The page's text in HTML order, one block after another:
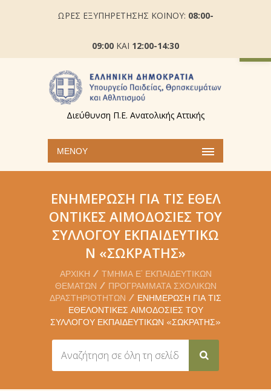
ΩΡΕΣ ΕΞΥΠΗΡΕΤΗΣΗΣ ΚΟΙΝΟΥ: 08:00-
09:00 ΚΑΙ 12:00-14:30
Διεύθυνση Π.Ε. Ανατολικής Αττικής
ΜΕΝΟΎ
ΕΝΗΜΈΡΩΣΗ ΓΙΑ ΤΙΣ ΕΘΕΛ
ΟΝΤΙΚΈΣ ΑΙΜΟΔΟΣΊΕΣ ΤΟΥ
ΣΥΛΛΌΓΟΥ ΕΚΠΑΙΔΕΥΤΙΚΏ
Ν «ΣΩΚΡΆΤΗΣ»
ΑΡΧΙΚΉ
ΤΜΉΜΑ Ε’ ΕΚΠΑΙΔΕΥΤΙΚΏΝ
ΘΕΜΆΤΩΝ
ΠΡΟΓΡΆΜΜΑΤΑ ΣΧΟΛΙΚΏΝ
ΔΡΑΣΤΗΡΙΟΤΉΤΩΝ
ΕΝΗΜΈΡΩΣΗ ΓΙΑ ΤΙΣ
ΕΘΕΛΟΝΤΙΚΈΣ ΑΙΜΟΔΟΣΊΕΣ ΤΟΥ
ΣΥΛΛΌΓΟΥ ΕΚΠΑΙΔΕΥΤΙΚΏΝ «ΣΩΚΡΆΤΗΣ»